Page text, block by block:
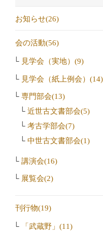
お知らせ(26)
会の活動(56)
見学会（実地）(9)
見学会（紙上例会）(14)
専門部会(13)
近世古文書部会(5)
考古学部会(7)
中世古文書部会(1)
講演会(16)
展覧会(2)
刊行物(19)
「武蔵野」(11)